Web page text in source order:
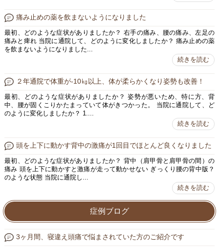
痛み止めの薬を飲まないようになりました
最初、どのような症状がありましたか？ 右手の痛み、腰の痛み、左足の
痛みと痺れ 当院に通院して、どのように変化しましたか？ 痛み止めの薬
を飲まないようになりました...
続きを読む
２年通院で体重が-10㎏以上、体が柔らかくなり姿勢も改善！
最初、どのような症状がありましたか？ 姿勢が悪いため、特に方、背
中、腰が固くこりかたまっていて体がきつかった。 当院に通院して、ど
のように変化しましたか？ 1....
続きを読む
頭を上下に動かす背中の激痛が1回目でほとんど良くなりました
最初、どのような症状がありましたか？ 背中（肩甲骨と肩甲骨の間）の
痛み 頭を上下に動かすと激痛が走って動かせない ぎっくり腰の背中版？
のような状態 当院に通院し...
続きを読む
症例ブログ
3ヶ月間、寝違え頭痛で悩まされていた方のご紹介です